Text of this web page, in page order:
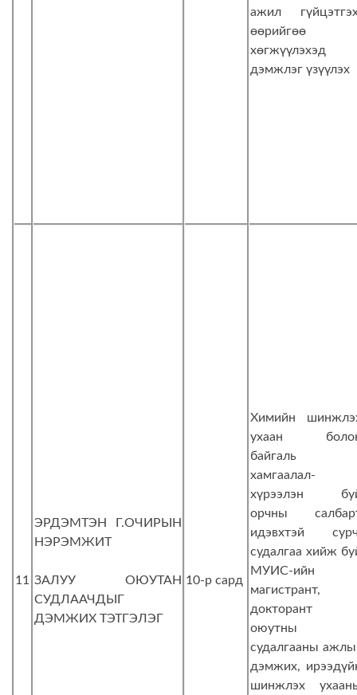
ажил
өөрийгөө
хөгжүүлэхэд
дэмжлэг үзүүлэх
11
ЭРДЭМТЭН Г.ОЧИРЫН
НЭРЭМЖИТ
ЗАЛУУ ОЮУТАН
СУДЛААЧДЫГ
ДЭМЖИХ ТЭТГЭЛЭГ
10-р сард
Химийн
ухаан
байгаль
хамгаалал-
хүрээлэн
орчны
идэвхтэй
судалгаа хийж
МУИС-ийн
магистрант,
докторант
оюутны
судалгааны
дэмжих,
шинжлэх